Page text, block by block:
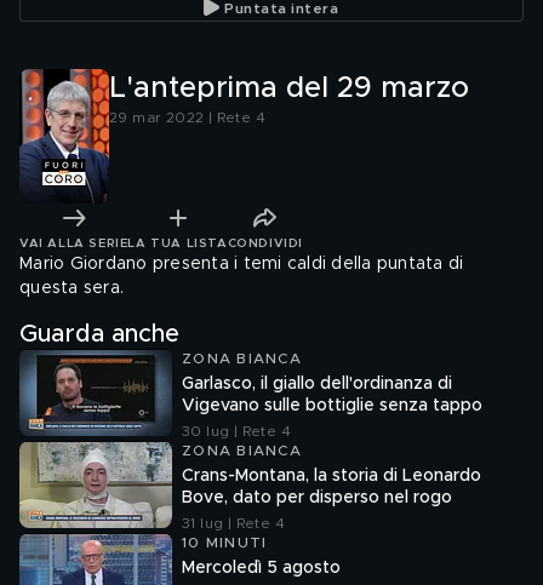
Puntata intera
L'anteprima del 29 marzo
29 mar 2022 | Rete 4
VAI ALLA SERIE LA TUA LISTA CONDIVIDI
Mario Giordano presenta i temi caldi della puntata di
questa sera.
Guarda anche
ZONA BIANCA
Garlasco, il giallo dell'ordinanza di
Vigevano sulle bottiglie senza tappo
30 lug | Rete 4
ZONA BIANCA
Crans-Montana, la storia di Leonardo
Bove, dato per disperso nel rogo
31 lug | Rete 4
10 MINUTI
Mercoledì 5 agosto